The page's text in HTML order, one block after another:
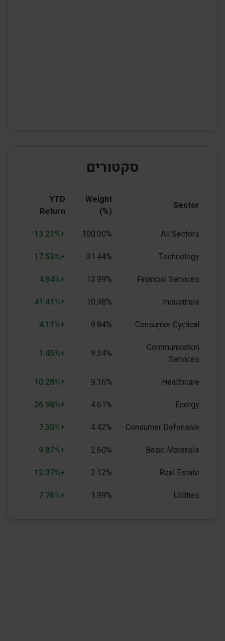
סקטורים
Sector
Weight
(%)
YTD
Return
All Sectors
100.00%
+13.21%
Technology
31.44%
+17.53%
Financial Services
13.99%
+4.84%
Industrials
10.48%
+41.41%
Consumer Cyclical
9.84%
+4.11%
Communication
Services
9.34%
+1.45%
Healthcare
9.16%
+10.28%
Energy
4.61%
+26.98%
Consumer Defensive
4.42%
+7.30%
Basic Materials
2.60%
+9.87%
Real Estate
2.12%
+12.37%
Utilities
1.99%
+7.76%